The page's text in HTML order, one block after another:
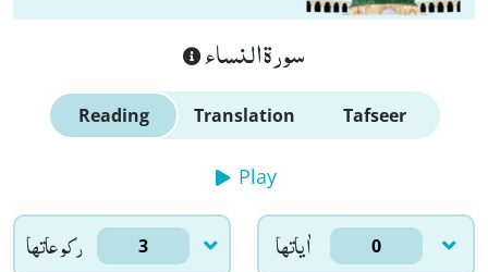
سورة النساء
Reading Translation Tafseer
Play
ركوعاتها 3 اٰياتها 0